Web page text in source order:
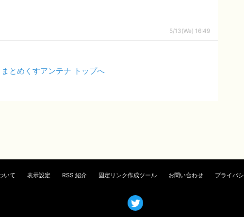
5/13(We) 16:49
まとめくすアンテナ トップへ
いて 表示設定 RSS 紹介 固定リンク作成ツール お問い合わせ プライバ